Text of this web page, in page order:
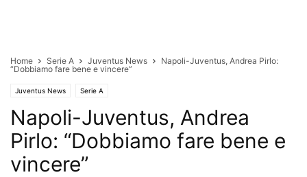
Home Serie A Juventus News
Napoli-Juventus, Andrea Pirlo:
“Dobbiamo fare bene e vincere”
Juventus News Serie A
Napoli-Juventus, Andrea
Pirlo: “Dobbiamo fare bene e
vincere”